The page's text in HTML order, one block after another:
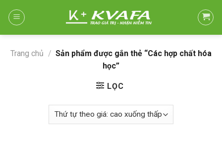
Trang chủ / Sản phẩm được gắn thẻ “Các hợp chất hóa
học”
LỌC